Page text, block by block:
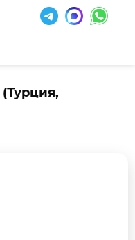
(Турция,